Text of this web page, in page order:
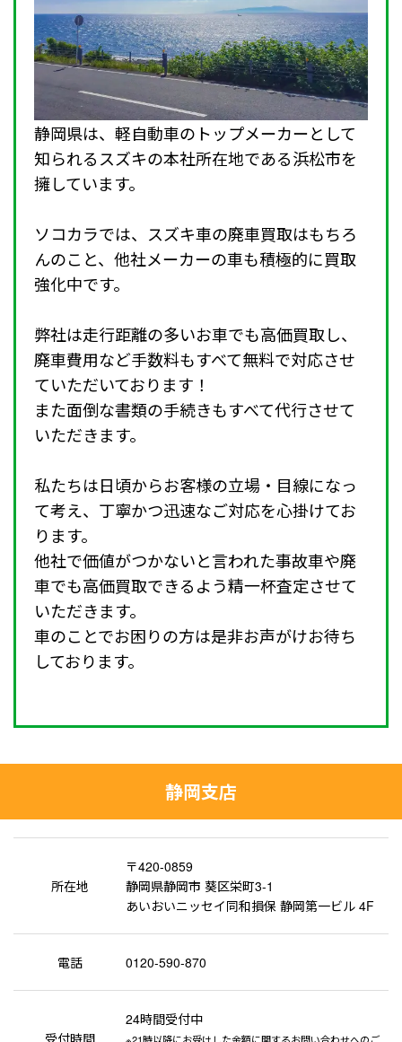
静岡県は、軽自動車のトップメーカーとして
知られるスズキの本社所在地である浜松市を
擁しています。
ソコカラでは、スズキ車の廃車買取はもちろ
んのこと、他社メーカーの車も積極的に買取
強化中です。
弊社は走行距離の多いお車でも高価買取し、
廃車費用など手数料もすべて無料で対応させ
ていただいております！
また面倒な書類の手続きもすべて代行させて
いただきます。
私たちは日頃からお客様の立場・目線になっ
て考え、丁寧かつ迅速なご対応を心掛けてお
ります。
他社で価値がつかないと言われた事故車や廃
車でも高価買取できるよう精一杯査定させて
いただきます。
車のことでお困りの方は是非お声がけお待ち
しております。
静岡支店
所在地
〒420-0859
静岡県静岡市 葵区栄町3-1
あいおいニッセイ同和損保 静岡第一ビル 4F
電話 0120-590-870
24時間受付中